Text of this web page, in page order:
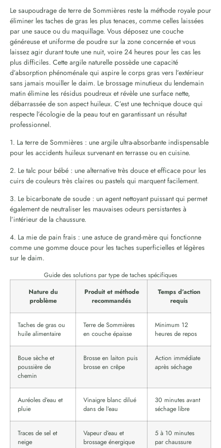
Le saupoudrage de terre de Sommières reste la méthode royale pour
éliminer les taches de gras les plus tenaces, comme celles laissées
par une sauce ou du maquillage. Vous déposez une couche
généreuse et uniforme de poudre sur la zone concernée et vous
laissez agir durant toute une nuit, voire 24 heures pour les cas les
plus difficiles. Cette argile naturelle possède une capacité
d’absorption phénoménale qui aspire le corps gras vers l’extérieur
sans jamais mouiller le daim. Le brossage minutieux du lendemain
matin élimine les résidus poudreux et révèle une surface nette,
débarrassée de son aspect huileux. C’est une technique douce qui
respecte l’écologie de la peau tout en garantissant un résultat
professionnel.
1. La terre de Sommières : une argile ultra-absorbante indispensable
pour les accidents huileux survenant en terrasse ou en cuisine.
2. Le talc pour bébé : une alternative très douce et efficace pour les
cuirs de couleurs très claires ou pastels qui marquent facilement.
3. Le bicarbonate de soude : un agent nettoyant puissant qui permet
également de neutraliser les mauvaises odeurs persistantes à
l’intérieur de la chaussure.
4. La mie de pain frais : une astuce de grand-mère qui fonctionne
comme une gomme douce pour les taches superficielles et légères
sur le daim.
Guide des solutions par type de taches spécifiques
Nature du
problème
Produit et méthode
recommandés
Temps d’action
requis
Taches de gras ou
huile alimentaire
Terre de Sommières
en couche épaisse
Minimum 12
heures de repos
Boue sèche et
poussière de
chemin
Brosse en laiton puis
brosse en crêpe
Action immédiate
après séchage
Auréoles d’eau et
pluie
Vinaigre blanc dilué
dans de l’eau
30 minutes avant
séchage libre
Traces de sel et
neige
Vapeur d’eau et
brossage énergique
5 à 10 minutes
par chaussure